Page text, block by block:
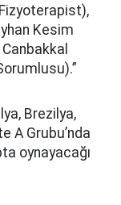
Kesim
Brezilya,
A Grubu’nda
oynayacağı